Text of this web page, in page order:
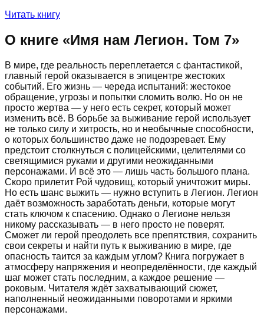
Читать книгу
О книге «Имя нам Легион. Том 7»
В мире, где реальность переплетается с фантастикой,
главный герой оказывается в эпицентре жестоких
событий. Его жизнь — череда испытаний: жестокое
обращение, угрозы и попытки сломить волю. Но он не
просто жертва — у него есть секрет, который может
изменить всё. В борьбе за выживание герой использует
не только силу и хитрость, но и необычные способности,
о которых большинство даже не подозревает. Ему
предстоит столкнуться с полицейскими, целителями со
светящимися руками и другими неожиданными
персонажами. И всё это — лишь часть большого плана.
Скоро прилетит Рой чудовищ, который уничтожит миры.
Но есть шанс выжить — нужно вступить в Легион. Легион
даёт возможность заработать деньги, которые могут
стать ключом к спасению. Однако о Легионе нельзя
никому рассказывать — в него просто не поверят.
Сможет ли герой преодолеть все препятствия, сохранить
свои секреты и найти путь к выживанию в мире, где
опасность таится за каждым углом? Книга погружает в
атмосферу напряжения и неопределённости, где каждый
шаг может стать последним, а каждое решение —
роковым. Читателя ждёт захватывающий сюжет,
наполненный неожиданными поворотами и яркими
персонажами.